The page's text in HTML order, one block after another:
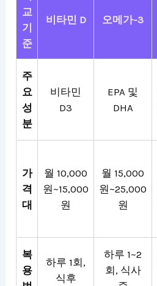
교
기
준
비타민 D 오메가-3
주
요
성
분
비타민
D3
EPA 및
DHA
가
격
대
월 10,000
원~15,000
원
월 15,000
원~25,000
원
복
용
하루 1회,
식후
하루 1~2
회, 식사